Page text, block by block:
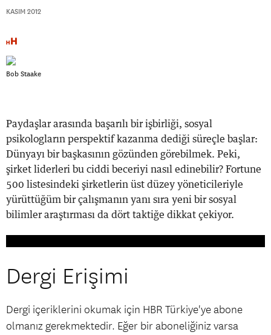
KASIM 2012
Bob Staake
Paydaşlar arasında başarılı bir işbirliği, sosyal
psikologların perspektif kazanma dediği süreçle başlar:
Dünyayı bir başkasının gözünden görebilmek. Peki,
şirket liderleri bu ciddi beceriyi nasıl edinebilir? Fortune
500 listesindeki şirketlerin üst düzey yöneticileriyle
yürüttüğüm bir çalışmanın yanı sıra yeni bir sosyal
bilimler araştırması da dört taktiğe dikkat çekiyor.
Dergi Erişimi
Dergi içeriklerini okumak için HBR Türkiye'ye abone
olmanız gerekmektedir. Eğer bir aboneliğiniz varsa